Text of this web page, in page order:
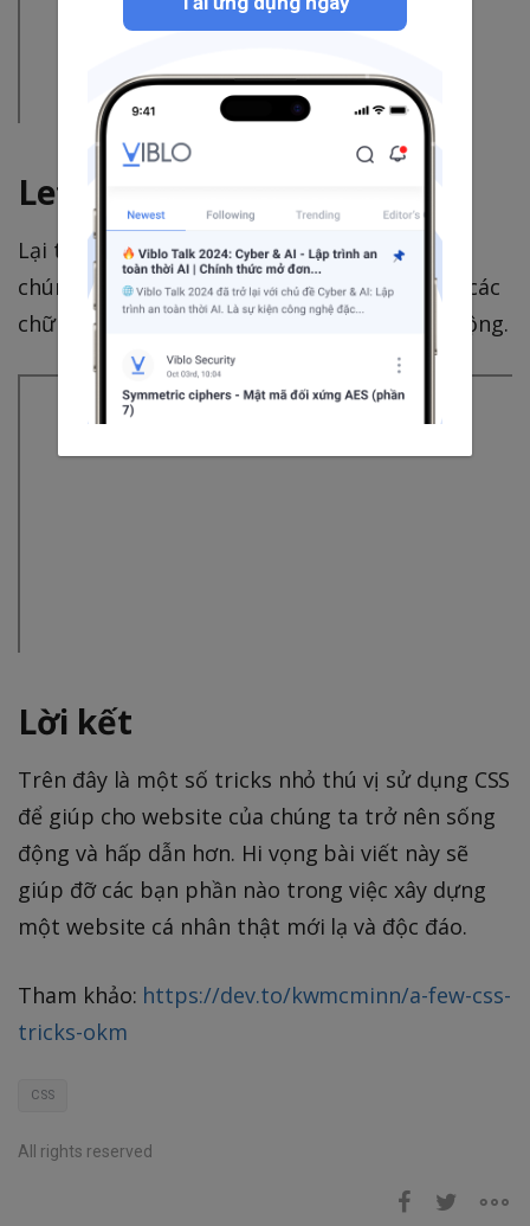
Letter spacing
Lại thêm một animation nữa! Thật thú vị khi
chúng ta sử dụng những khoảng trắng giữa các
chữ cái và biến chúng thành một hiệu ứng động.
Lời kết
Trên đây là một số tricks nhỏ thú vị sử dụng CSS
để giúp cho website của chúng ta trở nên sống
động và hấp dẫn hơn. Hi vọng bài viết này sẽ
giúp đỡ các bạn phần nào trong việc xây dựng
một website cá nhân thật mới lạ và độc đáo.
Tham khảo: https://dev.to/kwmcminn/a-few-css-
tricks-okm
CSS
All rights reserved